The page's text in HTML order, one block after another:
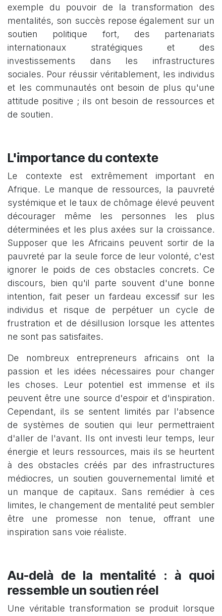
exemple du pouvoir de la transformation des
mentalités, son succès repose également sur un
soutien politique fort, des partenariats
internationaux stratégiques et des
investissements dans les infrastructures
sociales. Pour réussir véritablement, les individus
et les communautés ont besoin de plus qu'une
attitude positive ; ils ont besoin de ressources et
de soutien.
L'importance du contexte
Le contexte est extrêmement important en
Afrique. Le manque de ressources, la pauvreté
systémique et le taux de chômage élevé peuvent
décourager même les personnes les plus
déterminées et les plus axées sur la croissance.
Supposer que les Africains peuvent sortir de la
pauvreté par la seule force de leur volonté, c'est
ignorer le poids de ces obstacles concrets. Ce
discours, bien qu'il parte souvent d'une bonne
intention, fait peser un fardeau excessif sur les
individus et risque de perpétuer un cycle de
frustration et de désillusion lorsque les attentes
ne sont pas satisfaites.
De nombreux entrepreneurs africains ont la
passion et les idées nécessaires pour changer
les choses. Leur potentiel est immense et ils
peuvent être une source d'espoir et d'inspiration.
Cependant, ils se sentent limités par l'absence
de systèmes de soutien qui leur permettraient
d'aller de l'avant. Ils ont investi leur temps, leur
énergie et leurs ressources, mais ils se heurtent
à des obstacles créés par des infrastructures
médiocres, un soutien gouvernemental limité et
un manque de capitaux. Sans remédier à ces
limites, le changement de mentalité peut sembler
être une promesse non tenue, offrant une
inspiration sans voie réaliste.
Au-delà de la mentalité : à quoi
ressemble un soutien réel
Une véritable transformation se produit lorsque